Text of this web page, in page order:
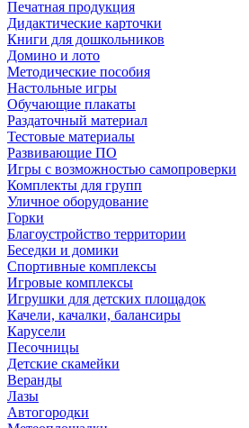
Печатная продукция
Дидактические карточки
Книги для дошкольников
Домино и лото
Методические пособия
Настольные игры
Обучающие плакаты
Раздаточный материал
Тестовые материалы
Развивающие ПО
Игры с возможностью самопроверки
Комплекты для групп
Уличное оборудование
Горки
Благоустройство территории
Беседки и домики
Спортивные комплексы
Игровые комплексы
Игрушки для детских площадок
Качели, качалки, балансиры
Карусели
Песочницы
Детские скамейки
Веранды
Лазы
Автогородки